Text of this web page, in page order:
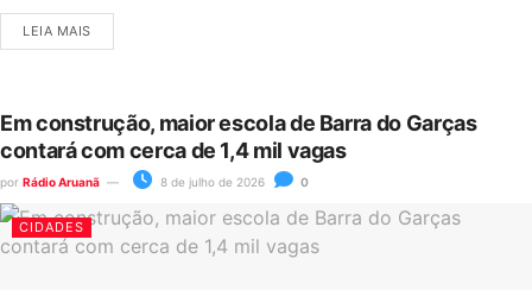
LEIA MAIS
Em construção, maior escola de Barra do Garças
contará com cerca de 1,4 mil vagas
por Rádio Aruanã 8 de julho de 2026 0
CIDADES